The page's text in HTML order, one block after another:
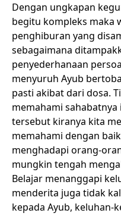
Dengan ungkapan
begitu kompleks maka
penghiburan yang
sebagaimana
penyederhanaan
menyuruh Ayub
pasti akibat dari dosa.
memahami
tersebut kiranya kita
memahami dengan
menghadapi orang-
mungkin tengah
Belajar menanggapi
menderita juga tidak
kepada Ayub, keluhan-